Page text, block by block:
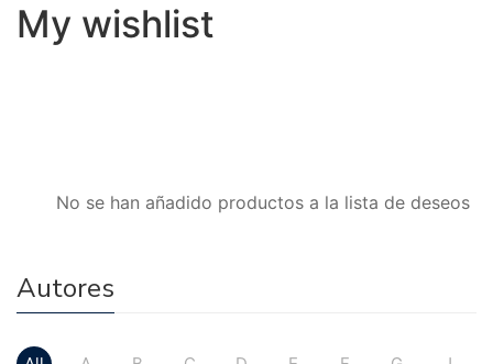
My wishlist
No se han añadido productos a la lista de deseos
Autores